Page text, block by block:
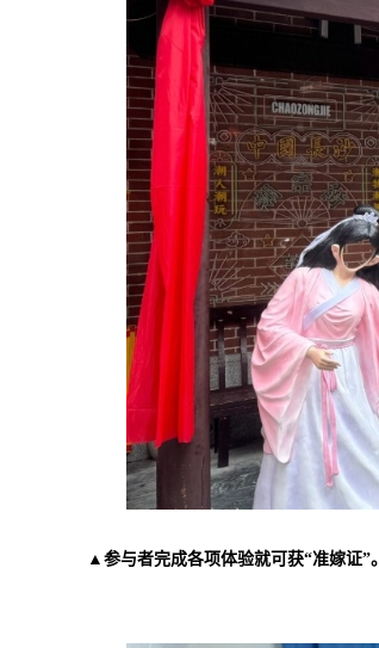
▲参与者完成各项体验就可获“准嫁证”。